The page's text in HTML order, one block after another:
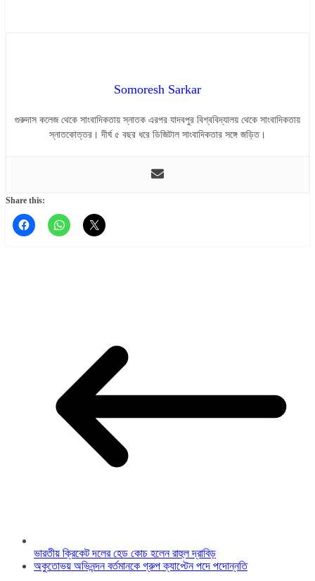
Somoresh Sarkar
গুরুদাস কলেজ থেকে সাংবাদিকতায় স্নাতক এরপর যাদবপুর বিশ্ববিদ্যালয় থেকে সাংবাদিকতায়
স্নাতকোত্তর। দীর্ঘ ৫ বছর ধরে ডিজিটাল সাংবাদিকতার সঙ্গে জড়িত।
Share this:
ভারতীয় ক্রিকেট দলের হেড কোচ হলেন রাহুল দ্রাবিড়
অকুতোভয় অভিনন্দন বর্তমানকে গ্রুপ ক্যাপ্টেন পদে পদোন্নতি